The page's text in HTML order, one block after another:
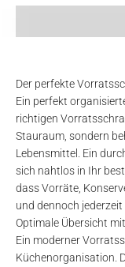
Der perfekte
Ein perfekt
richtigen
Stauraum, sondern
Lebensmittel. Ein
sich nahtlos in Ihr
dass Vorräte,
und dennoch
Optimale Übersicht
Ein moderner
Küchenorganisation.